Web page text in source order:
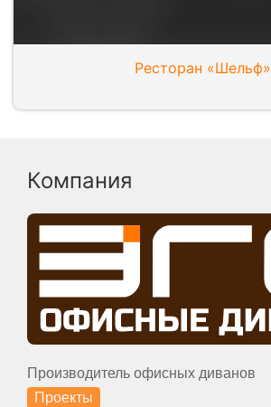
Ресторан «Шельф»
Компания
Производитель офисных диванов
Проекты